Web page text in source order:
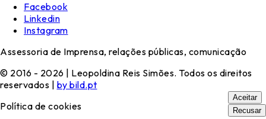
Facebook
Linkedin
Instagram
Assessoria de Imprensa, relações públicas, comunicação
© 2016 - 2026 | Leopoldina Reis Simões. Todos os direitos
reservados | by bild.pt
Política de cookies
Aceitar
Recusar